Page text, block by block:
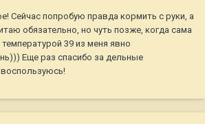
Сейчас попробую правда кормить с руки, а
обязательно, но чуть позже, когда сама
39 из меня явно
Еще раз спасибо за дельные